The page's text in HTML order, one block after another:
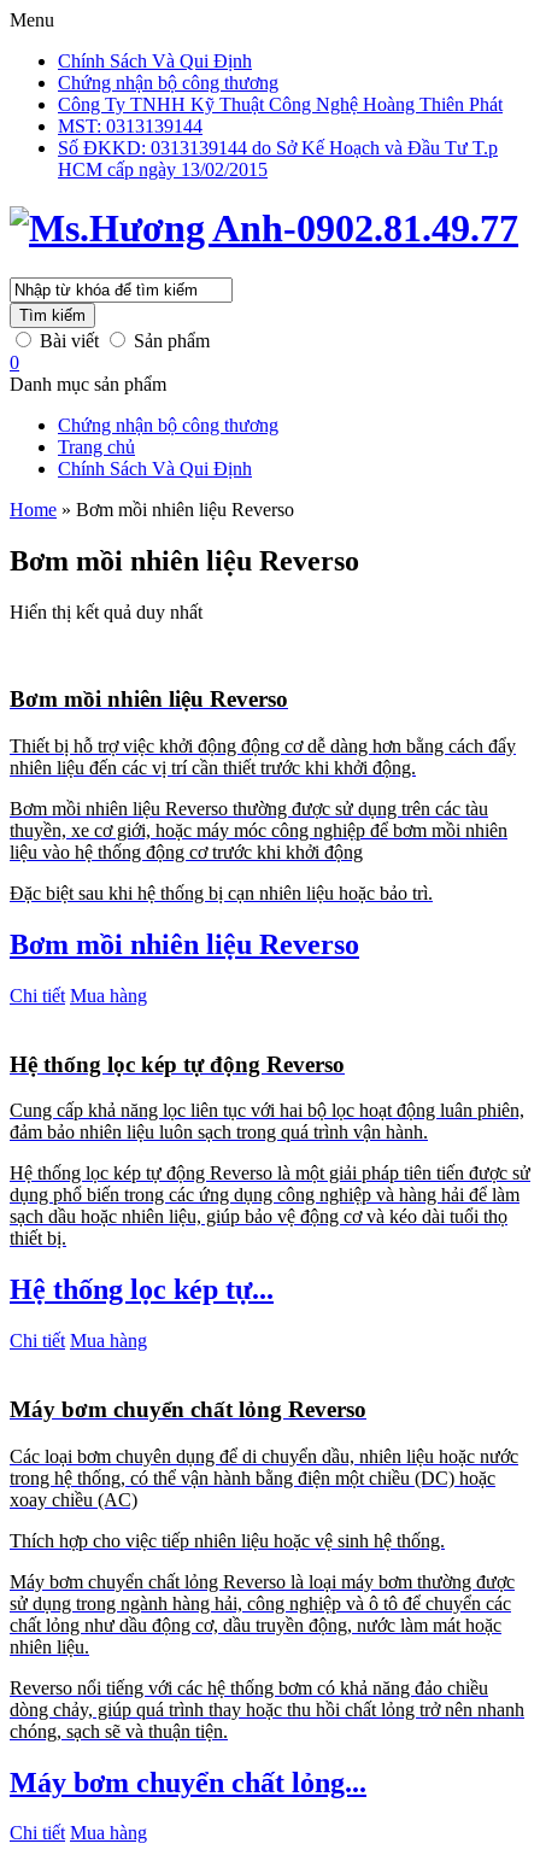
Menu
Chính Sách Và Qui Định
Chứng nhận bộ công thương
Công Ty TNHH Kỹ Thuật Công Nghệ Hoàng Thiên Phát
MST: 0313139144
Số ĐKKD: 0313139144 do Sở Kế Hoạch và Đầu Tư T.p
HCM cấp ngày 13/02/2015
Tìm kiếm
Bài viết
Sản phẩm
0
Danh mục sản phẩm
Chứng nhận bộ công thương
Trang chủ
Chính Sách Và Qui Định
Home » Bơm mồi nhiên liệu Reverso
Bơm mồi nhiên liệu Reverso
Hiển thị kết quả duy nhất
Bơm mồi nhiên liệu Reverso
Thiết bị hỗ trợ việc khởi động động cơ dễ dàng hơn bằng cách đẩy
nhiên liệu đến các vị trí cần thiết trước khi khởi động.
Bơm mồi nhiên liệu Reverso thường được sử dụng trên các tàu
thuyền, xe cơ giới, hoặc máy móc công nghiệp để bơm mồi nhiên
liệu vào hệ thống động cơ trước khi khởi động
Đặc biệt sau khi hệ thống bị cạn nhiên liệu hoặc bảo trì.
Bơm mồi nhiên liệu Reverso
Chi tiết Mua hàng
Hệ thống lọc kép tự động Reverso
Cung cấp khả năng lọc liên tục với hai bộ lọc hoạt động luân phiên,
đảm bảo nhiên liệu luôn sạch trong quá trình vận hành.
Hệ thống lọc kép tự động Reverso là một giải pháp tiên tiến được sử
dụng phổ biến trong các ứng dụng công nghiệp và hàng hải để làm
sạch dầu hoặc nhiên liệu, giúp bảo vệ động cơ và kéo dài tuổi thọ
thiết bị.
Hệ thống lọc kép tự...
Chi tiết Mua hàng
Máy bơm chuyển chất lỏng Reverso
Các loại bơm chuyên dụng để di chuyển dầu, nhiên liệu hoặc nước
trong hệ thống, có thể vận hành bằng điện một chiều (DC) hoặc
xoay chiều (AC)
Thích hợp cho việc tiếp nhiên liệu hoặc vệ sinh hệ thống.
Máy bơm chuyển chất lỏng Reverso là loại máy bơm thường được
sử dụng trong ngành hàng hải, công nghiệp và ô tô để chuyển các
chất lỏng như dầu động cơ, dầu truyền động, nước làm mát hoặc
nhiên liệu.
Reverso nổi tiếng với các hệ thống bơm có khả năng đảo chiều
dòng chảy, giúp quá trình thay hoặc thu hồi chất lỏng trở nên nhanh
chóng, sạch sẽ và thuận tiện.
Máy bơm chuyển chất lỏng...
Chi tiết Mua hàng